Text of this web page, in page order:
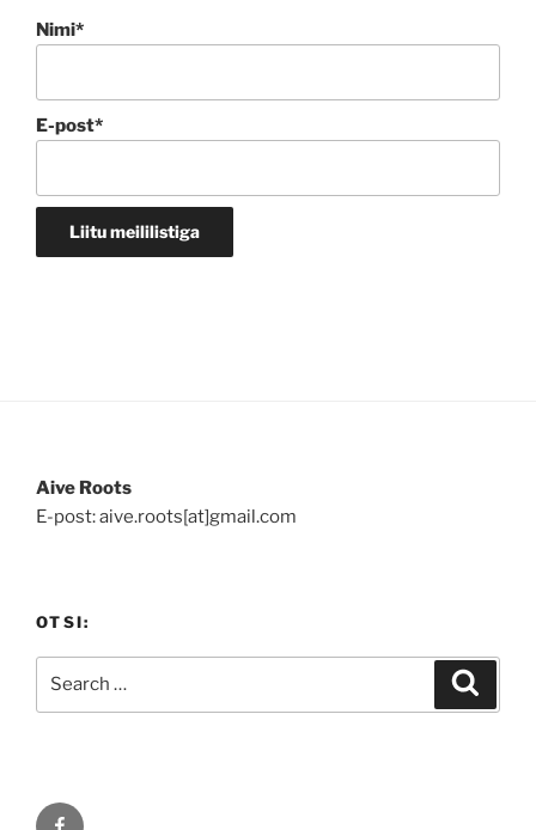
Nimi*
E-post*
Aive Roots
E-post: aive.roots[at]gmail.com
OTSI:
Facebook